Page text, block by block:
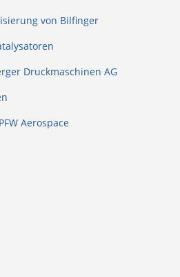
von Bilfinger
Druckmaschinen AG
Aerospace